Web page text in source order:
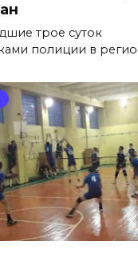
трое суток
полиции в